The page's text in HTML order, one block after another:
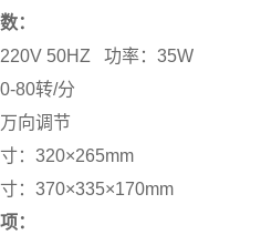
：
50HZ 功率：35W
80转/分
向调节
：320×265mm
：370×335×170mm
：